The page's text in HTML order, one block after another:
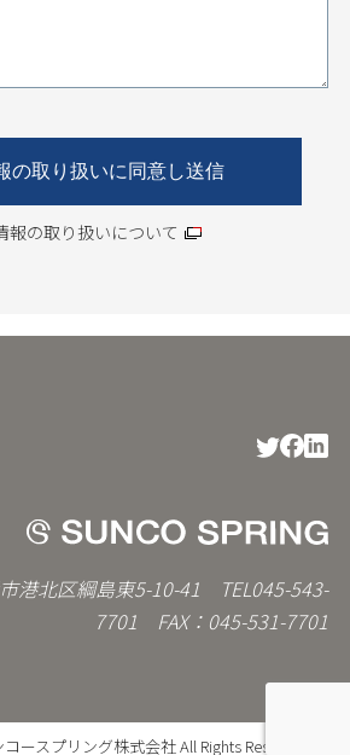
報の取り扱いについて
港北区綱島東5-10-41 TEL045-543-
7701 FAX：045-531-7701
コースプリング株式会社All Rights Reserved.